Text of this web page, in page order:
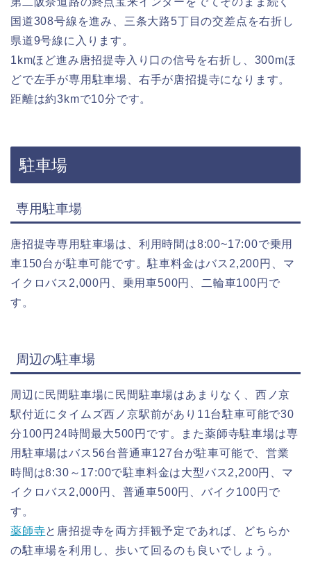
国道308号線を進み、三条大路5丁目の交差点を右折し
県道9号線に入ります。
1kmほど進み唐招提寺入り口の信号を右折し、300mほ
どで左手が専用駐車場、右手が唐招提寺になります。
距離は約3kmで10分です。
駐車場
専用駐車場
唐招提寺専用駐車場は、利用時間は8:00~17:00で乗用
車150台が駐車可能です。駐車料金はバス2,200円、マ
イクロバス2,000円、乗用車500円、二輪車100円で
す。
周辺の駐車場
周辺に民間駐車場に民間駐車場はあまりなく、西ノ京
駅付近にタイムズ西ノ京駅前があり11台駐車可能で30
分100円24時間最大500円です。また薬師寺駐車場は専
用駐車場はバス56台普通車127台が駐車可能で、営業
時間は8:30～17:00で駐車料金は大型バス2,200円、マ
イクロバス2,000円、普通車500円、バイク100円で
す。
薬師寺と唐招提寺を両方拝観予定であれば、どちらか
の駐車場を利用し、歩いて回るのも良いでしょう。